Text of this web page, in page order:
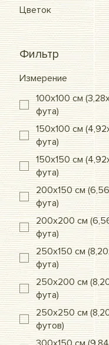
Цветок
Фильтр
Измерение
100x100 см
фута)
150x100 см
фута)
150x150 см
фута)
200x150 см
фута)
200x200 см
фута)
250x150 см
фута)
250x200 см
фута)
250x250 см
футов)